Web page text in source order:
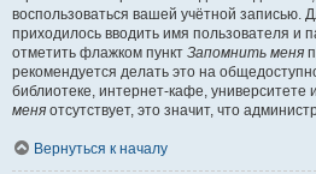
воспользоваться вашей учётной записью.
приходилось вводить имя пользователя и
отметить флажком пункт Запомнить меня
рекомендуется делать это на
библиотеке, интернет-кафе, университете
меня отсутствует, это значит, что
Вернуться к началу